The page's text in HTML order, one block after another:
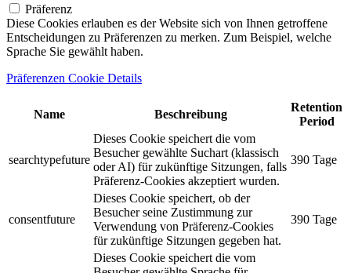
Präferenz
Diese Cookies erlauben es der Website sich von Ihnen getroffene
Entscheidungen zu Präferenzen zu merken. Zum Beispiel, welche
Sprache Sie gewählt haben.
Präferenzen Cookie Details
Name Beschreibung
Retention
Period
searchtypefuture
Dieses Cookie speichert die vom
Besucher gewählte Suchart (klassisch
oder AI) für zukünftige Sitzungen, falls
Präferenz-Cookies akzeptiert wurden.
390 Tage
consentfuture
Dieses Cookie speichert, ob der
Besucher seine Zustimmung zur
Verwendung von Präferenz-Cookies
für zukünftige Sitzungen gegeben hat.
390 Tage
Dieses Cookie speichert die vom